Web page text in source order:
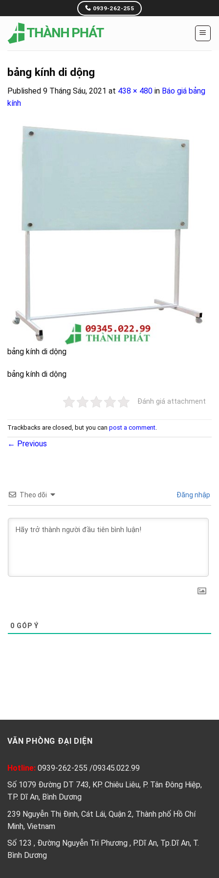
to
content
0939-262-255
bảng kính di dộng
Published 9 Tháng Sáu, 2021 at 438 × 480 in Báo giá bảng
kính
bảng kính di dộng
bảng kính di dộng
Đánh giá attachment
Trackbacks are closed, but you can post a comment.
← Previous
Theo dõi Đăng nhập
0 GÓP Ý
VĂN PHÒNG ĐẠI DIỆN
Hotline: 0939-262-255 /09345.022.99
Số 1079 Đường DT 743, KP. Chiêu Liêu, P. Tân Đông Hiệp,
TP. Dĩ An, Bình Dương
239 Nguyễn Thị Định, Cát Lái, Quận 2, Thành phố Hồ Chí
Minh, Vietnam
Số 123 , Đường Nguyễn Tri Phương , P.Dĩ An, Tp.Dĩ An, T.
Bình Dương